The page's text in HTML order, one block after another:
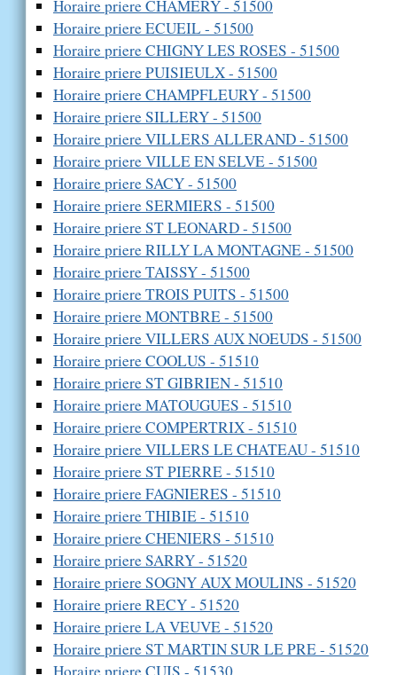
Horaire priere CHAMERY - 51500
Horaire priere ECUEIL - 51500
Horaire priere CHIGNY LES ROSES - 51500
Horaire priere PUISIEULX - 51500
Horaire priere CHAMPFLEURY - 51500
Horaire priere SILLERY - 51500
Horaire priere VILLERS ALLERAND - 51500
Horaire priere VILLE EN SELVE - 51500
Horaire priere SACY - 51500
Horaire priere SERMIERS - 51500
Horaire priere ST LEONARD - 51500
Horaire priere RILLY LA MONTAGNE - 51500
Horaire priere TAISSY - 51500
Horaire priere TROIS PUITS - 51500
Horaire priere MONTBRE - 51500
Horaire priere VILLERS AUX NOEUDS - 51500
Horaire priere COOLUS - 51510
Horaire priere ST GIBRIEN - 51510
Horaire priere MATOUGUES - 51510
Horaire priere COMPERTRIX - 51510
Horaire priere VILLERS LE CHATEAU - 51510
Horaire priere ST PIERRE - 51510
Horaire priere FAGNIERES - 51510
Horaire priere THIBIE - 51510
Horaire priere CHENIERS - 51510
Horaire priere SARRY - 51520
Horaire priere SOGNY AUX MOULINS - 51520
Horaire priere RECY - 51520
Horaire priere LA VEUVE - 51520
Horaire priere ST MARTIN SUR LE PRE - 51520